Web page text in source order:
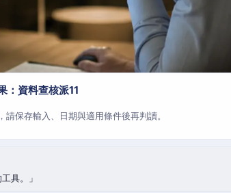
：資料查核派11
保存輸入、日期與適用條件後再判讀。
具。